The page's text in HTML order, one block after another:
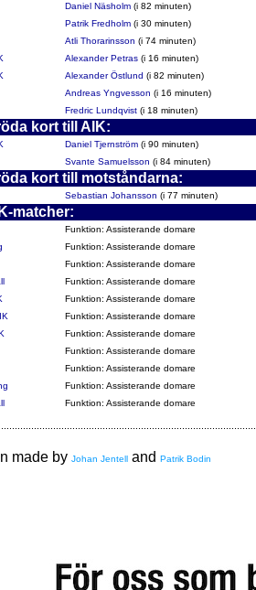
Daniel Näsholm (i 82 minuten)
Patrik Fredholm (i 30 minuten)
Atli Thorarinsson (i 74 minuten)
Alexander Petras (i 16 minuten)
Alexander Östlund (i 82 minuten)
Andreas Yngvesson (i 16 minuten)
Fredric Lundqvist (i 18 minuten)
kort till AIK:
Daniel Tjernström (i 90 minuten)
Svante Samuelsson (i 84 minuten)
kort till motståndarna:
Sebastian Johansson (i 77 minuten)
matcher:
Funktion: Assisterande domare
Funktion: Assisterande domare
Funktion: Assisterande domare
Funktion: Assisterande domare
Funktion: Assisterande domare
Funktion: Assisterande domare
Funktion: Assisterande domare
Funktion: Assisterande domare
Funktion: Assisterande domare
Funktion: Assisterande domare
Funktion: Assisterande domare
made by Johan Jentell and Patrik Bodin